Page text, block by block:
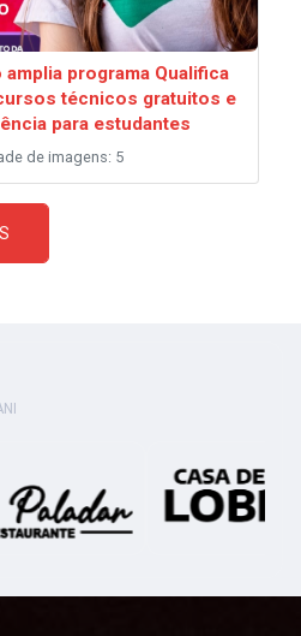
programa Qualifica
técnicos gratuitos e
para estudantes
de imagens: 5